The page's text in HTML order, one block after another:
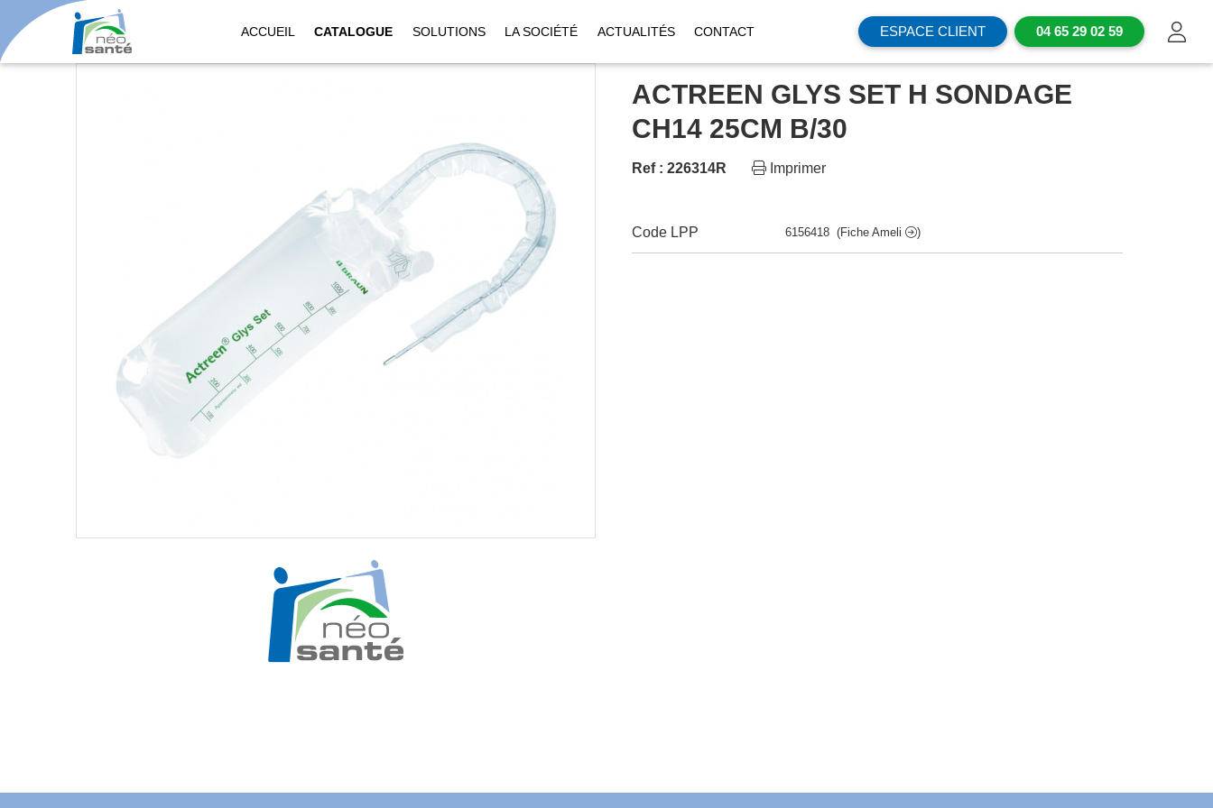
ACCUEIL CATALOGUE SOLUTIONS LA SOCIÉTÉ ACTUALITÉS CONTACT ESPACE CLIENT 04 65 29 02 59
ACTREEN GLYS SET H SONDAGE
CH14 25CM B/30
Ref : 226314R Imprimer
Code LPP 6156418 (Fiche Ameli )